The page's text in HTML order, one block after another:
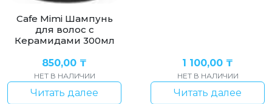
Cafe Mimi Шампунь
для волос с
Керамидами 300мл
850,00 ₸
НЕТ В НАЛИЧИИ
Читать далее
1 100,00 ₸
НЕТ В НАЛИЧИИ
Читать далее